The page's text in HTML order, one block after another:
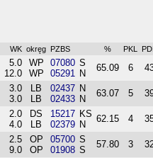
WK okręg PZBS % PKL
5.0
12.0
WP
WP
07080
05291
S
N
65.09 6
3.0
3.0
LB
LB
02437
02433
N
N
63.07 5
2.0
4.0
DS
LB
15217
02379
KS
N
62.15 4
2.5
9.0
OP
OP
05700
01908
S
S
57.80 3